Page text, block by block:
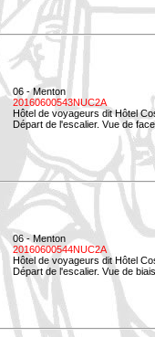
06 - Menton
20160600543NUC2A
Hôtel de voyageurs dit Hôtel
Départ de l'escalier. Vue de
06 - Menton
20160600544NUC2A
Hôtel de voyageurs dit Hôtel
Départ de l'escalier. Vue de